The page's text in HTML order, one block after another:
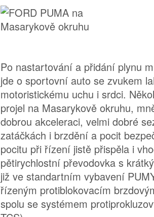
Po nastartování a přidání plynu
jde o sportovní auto se zvukem
motoristickému uchu i srdci.
projel na Masarykově okruhu,
dobrou akceleraci, velmi dobré
zatáčkách i brzdění a pocit
pocitu při řízení jistě přispěla i
pětirychlostní převodovka s
již ve standartním vybavení
řízeným protiblokovacím
spolu se systémem